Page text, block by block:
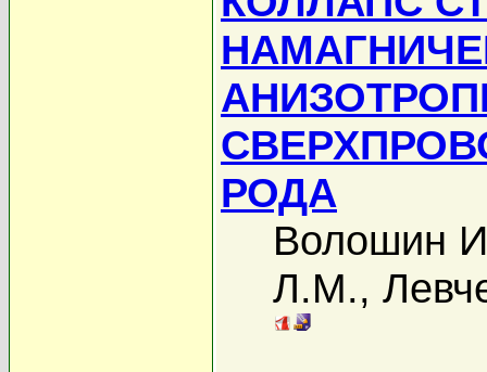
РОДА
Волошин
Л.М.,